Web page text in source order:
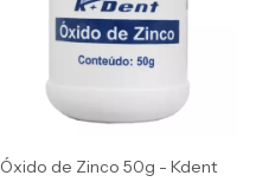
Óxido de Zinco 50g - Kdent